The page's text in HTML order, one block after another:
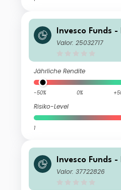
Invesco Funds
tment Grade
Valor: 25032717
Jährliche Rendite
-50% 0%
Risiko-Level
1
Invesco Funds
tment Grade
Valor: 37722826